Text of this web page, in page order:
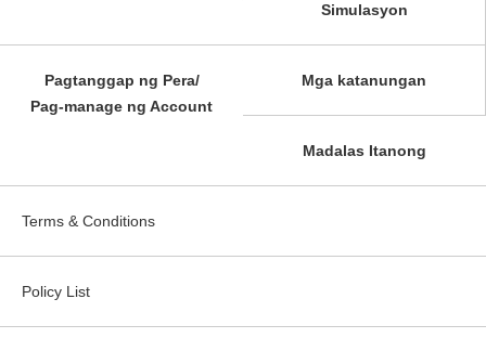
Simulasyon
Pagtanggap ng Pera/
Pag-manage ng Account
Mga katanungan
Madalas Itanong
Terms & Conditions
Policy List